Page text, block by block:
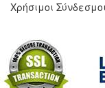
Χρήσιμοι Σύνδεσμοι